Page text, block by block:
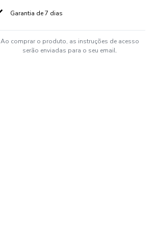
Garantia de 7 dias
Ao comprar o produto, as instruções de acesso
serão enviadas para o seu email.